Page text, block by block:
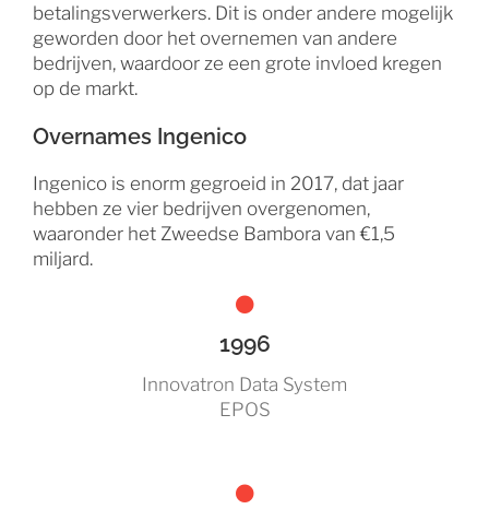
betalingsverwerkers. Dit is onder andere mogelijk
geworden door het overnemen van andere
bedrijven, waardoor ze een grote invloed kregen
op de markt.
Overnames Ingenico
Ingenico is enorm gegroeid in 2017, dat jaar
hebben ze vier bedrijven overgenomen,
waaronder het Zweedse Bambora van €1,5
miljard.
1996
Innovatron Data System
EPOS